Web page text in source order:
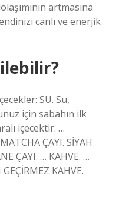
artmasına
canlı ve enerjik
SU. Su,
için sabahın ilk
içecektir. …
ÇAYI. SİYAH
ÇAYI. … KAHVE. …
KAHVE.